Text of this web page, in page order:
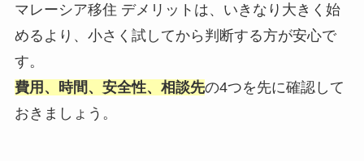
マレーシア移住 デメリットは、いきなり大きく始
めるより、小さく試してから判断する方が安心で
す。
費用、時間、安全性、相談先の4つを先に確認して
おきましょう。